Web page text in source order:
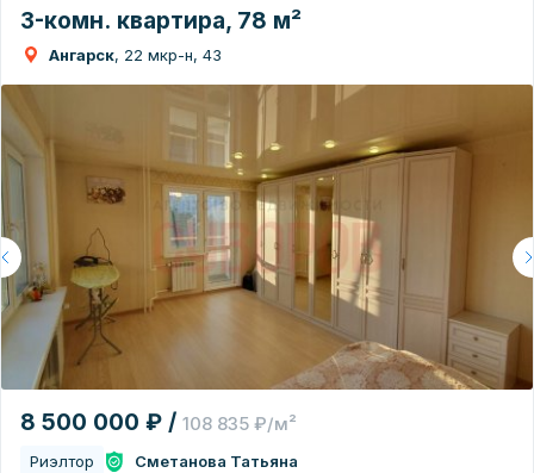
3-комн. квартира, 78 м²
Ангарск, 22 мкр-н, 43
8 500 000 ₽ / 108 835 ₽/м²
Риэлтор Сметанова Татьяна